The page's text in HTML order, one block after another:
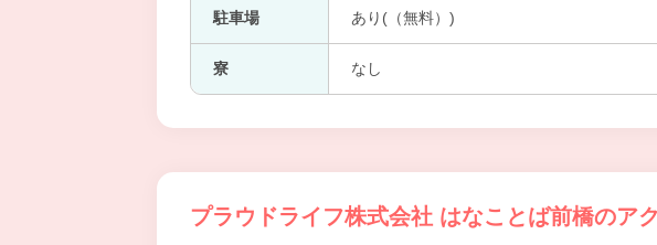
駐車場 あり(（無料）)
寮 なし
プラウドライフ株式会社 はなことば前橋のア